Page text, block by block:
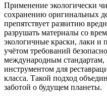
Применение экологически
сохранению оригинальных
препятствует развитию
разрушать материалы со
экологичные краски, лаки и
учётом требований
международным
инструментом для
класса. Такой подход
заботой о будущем планеты.